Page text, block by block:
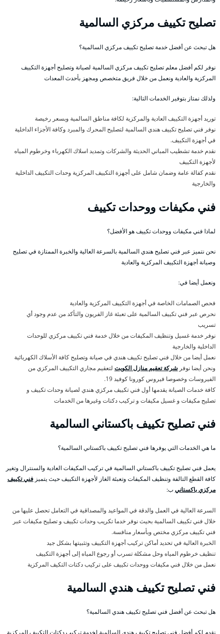
تصليح تكييف مركزي السالمية
هل تبحث عن أفضل خدمة تصليح تكييف مركزي السالمية؟
نوفر لكم أفضل معلم تصليح تكييف مركزي السالمية لصيانة وتصليح أجهزة التكييف
المركزية والعادية ونعمل من خلال فريق متخصص ومجهز بأحدث المعدات
ولذلك نمتاز بتوفير الخدمات التالية:
توريد أجهزة التكييف العادية والمركزية لكافة مناطق السالمية وبسعر رخيصة
نوفر فني تصليح تكييف هندي السالمية لتصليح المحرك والمبرد وكافة الأجزاء الداخلية
في أجهزة التكييف.
نقدم خدمة تشطيب المباني الحديثة والشركات وتمديد اسلاك الكهرباء وخرطوم المياه
لأجهزة التكييف
نقدم كفالة عامة وضمان شامل على أجهزة التكييف المركزية وحدات التكييف الداخلية
والخارجية
فني مكيفات ووحدات تكييف
لماذا فني مكيفات ووحدات تكييف هو الأفضل؟
نحن نتميز عبر فني تصليح هندي السالمية بالسرعة العالية والخبرة الممتازة في تصليح
وصيانة أجهزة التكييف المركزية والعادية
ونعمل أيضا في:
فحص الصمامات الخاصة في أجهزة التكييف المركزية والعادية
نحرص عبر فني تكييف السالمية على تعبئة غاز الفريون والتأكد من عدم وجود أي
تسريب
نوفر خدمة غسيل وتنظيف المكيفات من خلال خدمة فني تكييف مركزي للوحدات
الداخلية والخارجية
نعمل أيضا من خلال فني تصليح تكييف هندي في صيانة وتصليح كافة الأسلاك الكهربائية
ونحن أيضا نوفر شركة تعقيم منازل الكويت لتعقيم مجاري التكييف المركزي من
الفيروسات وخصوصا فيروس كورونا كوفيد 19.
كافة خدمات الصيانة يقدمها أول فني تكييف مركزي هندي لصيانة وحدات تكييف و
تصليح مكيفات و غسيل مكيفات و تركيب دكتات وغيرها من الخدمات
فني تصليح تكييف باكستاني السالمية
ما هي الخدمات التي يوفرها فني تصليح تكييف باكستاني السالمية؟
يعمل فني تصليح تكييف باكستاني السالمية في تركيب المكيفات العادية والسنترال وتغير
كافة القطع التالفة وتنظيف المكيفات وتعبئة الغاز لأجهزة التكييف حيث يتميز فني تكييف
مركزي باكستانيب:
السرعة العالية في العمل والدقة في المواعيد والمصداقية في التعامل تحصل عليها من
خلال فني تكييف السالمية بحيث نوفر خدما تكريب وحدات تكييف و تصليح مكيفات عبر
فني تكييف مركزي مختص وبأسعار منافسة.
الخبرة العالية في تحديد أماكن تركيب أجهزة التكييف وتثبيتها بشكل جيد
تنظيف خرطوم المياه وحل مشكلة تسرب أو رجوع المياه إلى أجهزة التكييف
نعمل من خلال فني مكيفات ووحدات تكييف على تركيب دكتات التكيف المركزية
فني تصليح تكييف هندي السالمية
هل تبحث عن أفضل فني تصليح تكييف هندي السالمية؟
نقدم لكم أفضل فني تصليح تكييف هندي السالمية لخدمة تركيب دكتات التكييف المركزية